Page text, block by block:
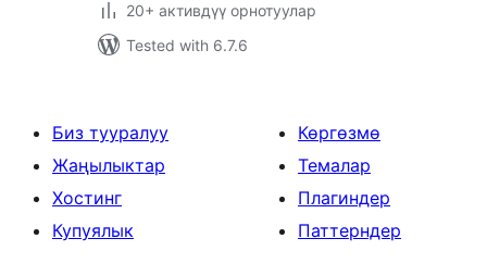
20+ активдүү орнотуулар
Tested with 6.7.6
Биз тууралуу
Жаңылыктар
Хостинг
Купуялык
Көргөзмө
Темалар
Плагиндер
Паттерндер